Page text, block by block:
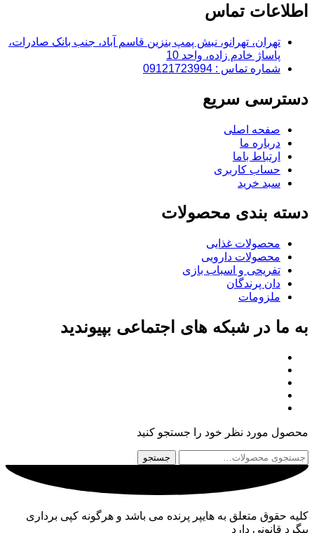
اطلاعات تماس
تهران، تهرانو، نبش پمپ بنزین قاسم آباد، جنب بانک صادرات،
پاساژ خادم زاده، واحد 10
شماره تماس : 09121723994
دسترسی سریع
صفحه اصلی
درباره ما
ارتباط باما
حساب کاربری
سبد خرید
دسته بندی محصولات
محصولات غذایی
محصولات دارویی
تفریحی و اسباب بازی
دان پرندگان
ملزومات
به ما در شبکه های اجتماعی بپیوندید
محصول مورد نظر خود را جستجو کنید
جستجو
برای:
جستجو
کلیه حقوق متعلق به هایپر پرنده می باشد و هرگونه کپی برداری
پیگرد قانونی دارد